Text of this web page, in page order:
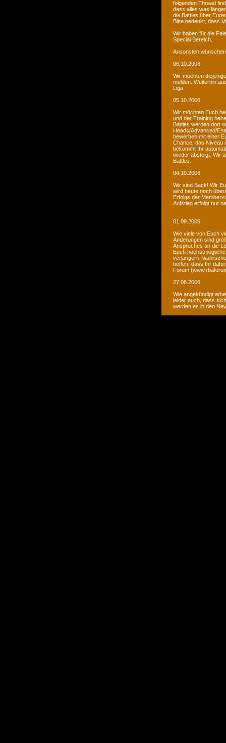
folgenden Thread
dass alles was
die Battles über
Bitte bedenkt, dass
Wir haben für die
Special Bereich.
Ansonsten
06.10.2006
Wir möchten
melden. Weiterhin
Liga.
05.10.2006
Wir möchten Euch
und der Training
Battles werden dort
Heads/Advanced/
bewerben mit einer
Chance, das Niveau
bekommt Ihr
wieder absteigt. Wir
Battles.
04.10.2006
Wir sind Back! Wir
wird heute noch
Erfolgs der
Aufstieg erfolgt nur
01.09.2006
Wie viele von Euch
Änderungen sind
Anspruches an die
Euch
verlängern,
hoffen, dass Ihr
Forum
27.08.2006
Wie angekündigt
leider auch, dass
werden es in den